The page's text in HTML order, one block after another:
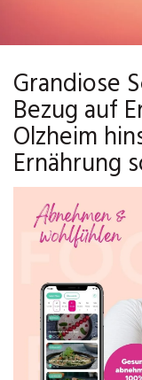
Grandiose
Bezug auf
Olzheim
Ernährung